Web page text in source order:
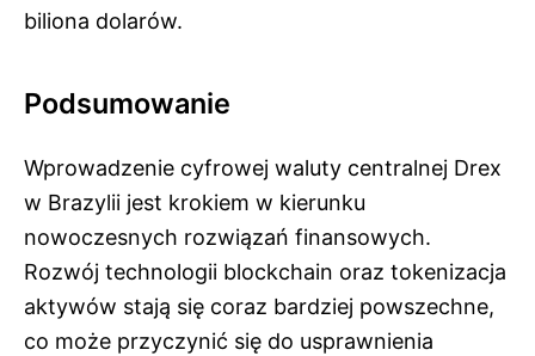
biliona dolarów.
Podsumowanie
Wprowadzenie cyfrowej waluty centralnej Drex
w Brazylii jest krokiem w kierunku
nowoczesnych rozwiązań finansowych.
Rozwój technologii blockchain oraz tokenizacja
aktywów stają się coraz bardziej powszechne,
co może przyczynić się do usprawnienia